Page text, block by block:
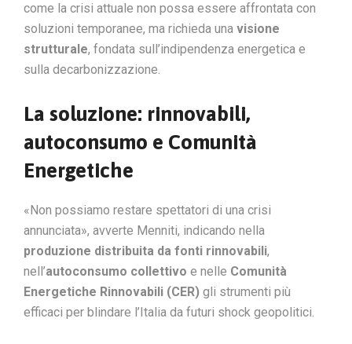
come la crisi attuale non possa essere affrontata con
soluzioni temporanee, ma richieda una visione
strutturale, fondata sull’indipendenza energetica e
sulla decarbonizzazione.
La soluzione: rinnovabili,
autoconsumo e Comunità
Energetiche
«Non possiamo restare spettatori di una crisi
annunciata», avverte Menniti, indicando nella
produzione distribuita da fonti rinnovabili,
nell’autoconsumo collettivo e nelle Comunità
Energetiche Rinnovabili (CER) gli strumenti più
efficaci per blindare l’Italia da futuri shock geopolitici.